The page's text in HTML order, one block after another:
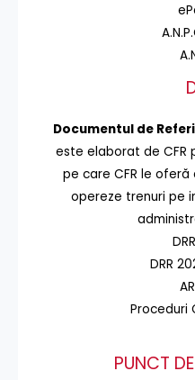
Documentul de
este elaborat de CFR
pe care CFR le
opereze trenuri pe
DRR
Proceduri
PUNCT